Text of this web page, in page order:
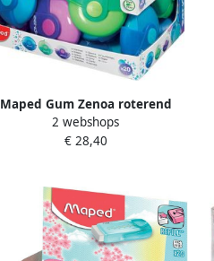
Maped Gum Zenoa roterend
display à 20 stuks assorti
2 webshops
€ 28,40